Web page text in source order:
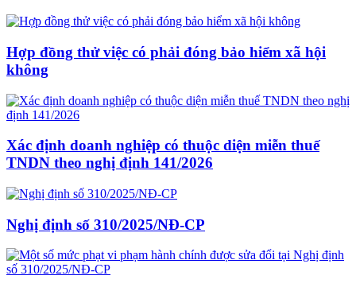
Hợp đồng thử việc có phải đóng bảo hiểm xã hội
không
Xác định doanh nghiệp có thuộc diện miễn thuế
TNDN theo nghị định 141/2026
Nghị định số 310/2025/NĐ-CP